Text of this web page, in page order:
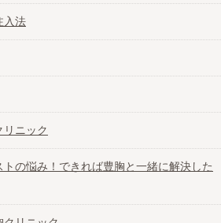
入法
ニック
の悩み！できれば豊胸と一緒に解決した